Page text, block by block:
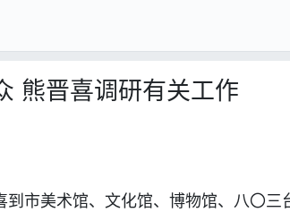
熊晋喜调研有关工作
市美术馆、文化馆、博物馆、八〇三